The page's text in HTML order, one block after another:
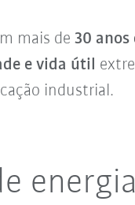
mais de 30 anos
e vida útil
industrial.